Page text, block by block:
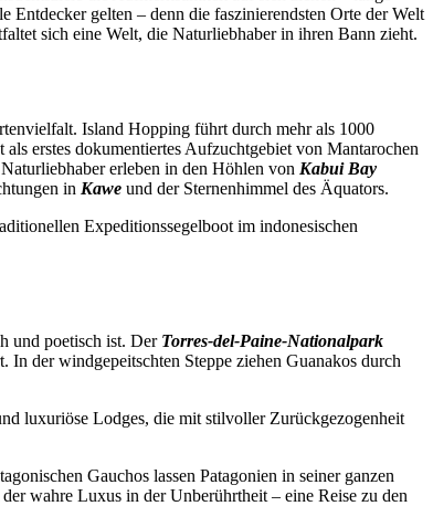
Entdecker gelten – denn die faszinierendsten Orte der Welt
sich eine Welt, die Naturliebhaber in ihren Bann zieht.
Island Hopping führt durch mehr als 1000
erstes dokumentiertes Aufzuchtgebiet von Mantarochen
erleben in den Höhlen von Kabui Bay
in Kawe und der Sternenhimmel des Äquators.
Expeditionssegelboot im indonesischen
und poetisch ist. Der Torres-del-Paine-Nationalpark
der windgepeitschten Steppe ziehen Guanakos durch
luxuriöse Lodges, die mit stilvoller Zurückgezogenheit
Gauchos lassen Patagonien in seiner ganzen
wahre Luxus in der Unberührtheit – eine Reise zu den